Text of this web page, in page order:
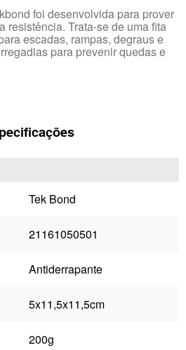
foi desenvolvida para prover
resistência. Trata-se de uma fita
escadas, rampas, degraus e
para prevenir quedas e
Tek Bond
21161050501
Antiderrapante
5x11,5x11,5cm
200g